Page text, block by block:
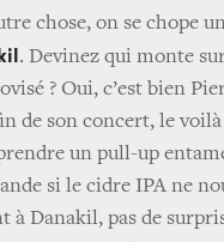
chose, on se chope
. Devinez qui monte
? Oui, c’est bien
de son concert, le
un pull-up
si le cidre IPA ne
à Danakil, pas de